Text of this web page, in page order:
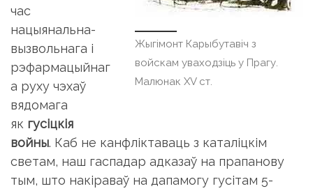
Жыгімонт Карыбутавіч з
войскам уваходзіць у Прагу.
Малюнак XV ст.
час
нацыянальна-
вызвольнага і
рэфармацыйнаг
а руху чэхаў
вядомага
як гусіцкія
войны. Каб не канфліктаваць з каталіцкім
светам, наш гаспадар адказаў на прапанову
тым, што накіраваў на дапамогу гусітам 5-